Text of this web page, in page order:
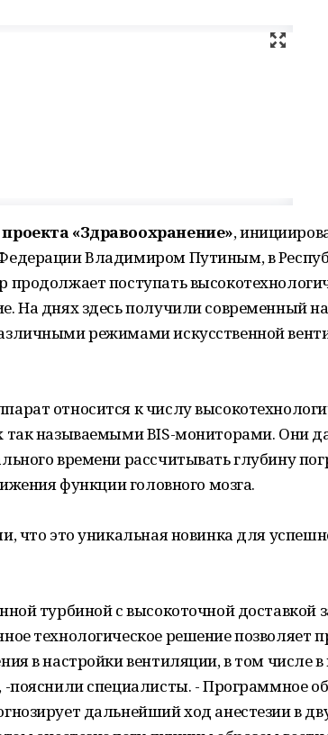
«Здравоохранение»,
Владимиром Путиным, в
продолжает поступать
На днях здесь получили современный
режимами искусственной
относится к числу
так называемыми BIS-мониторами. Они
времени рассчитывать глубину
функции головного мозга.
что это уникальная новинка для
турбиной с высокоточной доставкой
технологическое решение позволяет
в настройки вентиляции, в том числе
-пояснили специалисты. - Программное
дальнейший ход анестезии в